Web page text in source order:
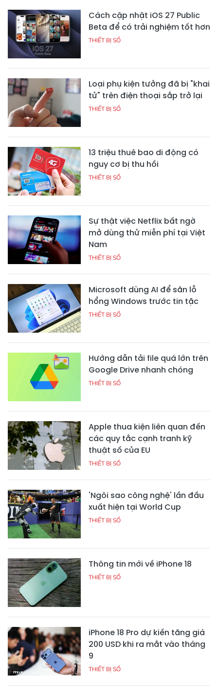
Cách cập nhật iOS 27 Public
Beta để có trải nghiệm tốt hơn
THIẾT BỊ SỐ
Loại phụ kiện tưởng đã bị "khai
tử" trên điện thoại sắp trở lại
THIẾT BỊ SỐ
13 triệu thuê bao di động có
nguy cơ bị thu hồi
THIẾT BỊ SỐ
Sự thật việc Netflix bất ngờ
mở dùng thử miễn phí tại Việt
Nam
THIẾT BỊ SỐ
Microsoft dùng AI để săn lỗ
hổng Windows trước tin tặc
THIẾT BỊ SỐ
Hướng dẫn tải file quá lớn trên
Google Drive nhanh chóng
THIẾT BỊ SỐ
Apple thua kiện liên quan đến
các quy tắc cạnh tranh kỹ
thuật số của EU
THIẾT BỊ SỐ
'Ngôi sao công nghệ' lần đầu
xuất hiện tại World Cup
THIẾT BỊ SỐ
Thông tin mới về iPhone 18
THIẾT BỊ SỐ
iPhone 18 Pro dự kiến tăng giá
200 USD khi ra mắt vào tháng
9
THIẾT BỊ SỐ